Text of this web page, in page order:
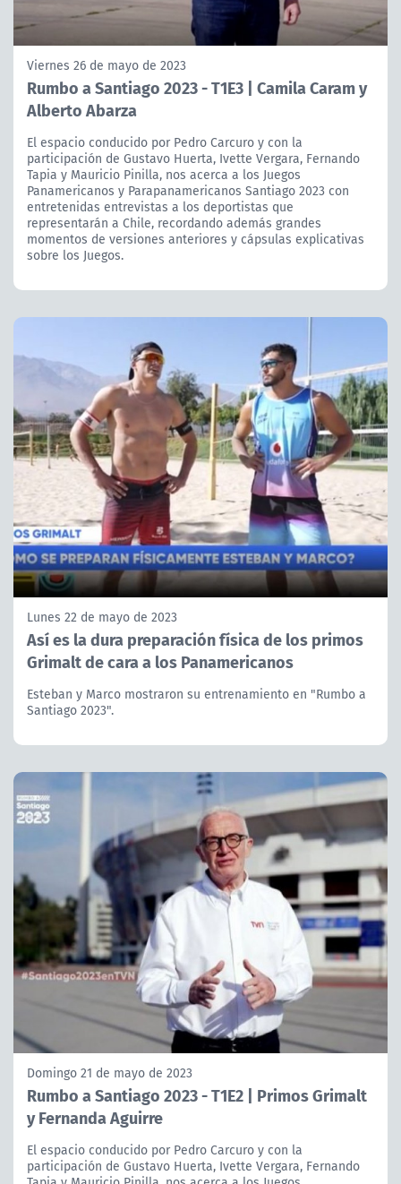
Viernes 26 de mayo de 2023
Rumbo a Santiago 2023 - T1E3 | Camila Caram y
Alberto Abarza
El espacio conducido por Pedro Carcuro y con la
participación de Gustavo Huerta, Ivette Vergara, Fernando
Tapia y Mauricio Pinilla, nos acerca a los Juegos
Panamericanos y Parapanamericanos Santiago 2023 con
entretenidas entrevistas a los deportistas que
representarán a Chile, recordando además grandes
momentos de versiones anteriores y cápsulas explicativas
sobre los Juegos.
Lunes 22 de mayo de 2023
Así es la dura preparación física de los primos
Grimalt de cara a los Panamericanos
Esteban y Marco mostraron su entrenamiento en "Rumbo a
Santiago 2023".
Domingo 21 de mayo de 2023
Rumbo a Santiago 2023 - T1E2 | Primos Grimalt
y Fernanda Aguirre
El espacio conducido por Pedro Carcuro y con la
participación de Gustavo Huerta, Ivette Vergara, Fernando